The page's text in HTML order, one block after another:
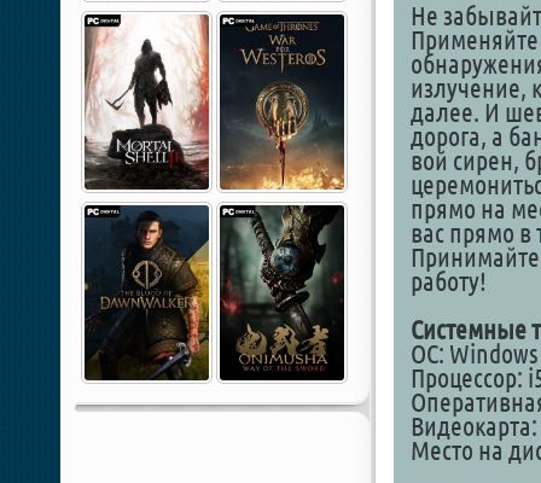
Не
излучение,
далее. И
дорога, а
вой сирен,
прямо на
вас прямо в
Принимайте
работу!
Системные
ОС: Windows
Процессор:
Видеокарта:
Место на